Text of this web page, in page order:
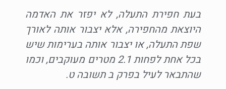
בעת חפירת התעלה, לא יפזר את האדמה
היוצאת מהחפירה, אלא יצבור אותה לאורך
שפת התעלה, או יצבור אותה בערימות שיש
בכל אחת לפחות 2.1 מטרים מעוקבים, וכמו
שהתבאר לעיל בפרק ב תשובה ט.